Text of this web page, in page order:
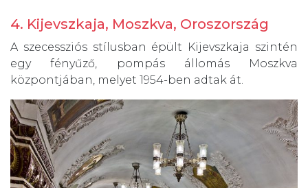
4. Kijevszkaja, Moszkva, Oroszország
A szecessziós stílusban épült Kijevszkaja szintén
egy fényűző, pompás állomás Moszkva
központjában, melyet 1954-ben adtak át.